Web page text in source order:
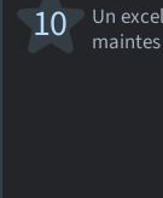
Un
10